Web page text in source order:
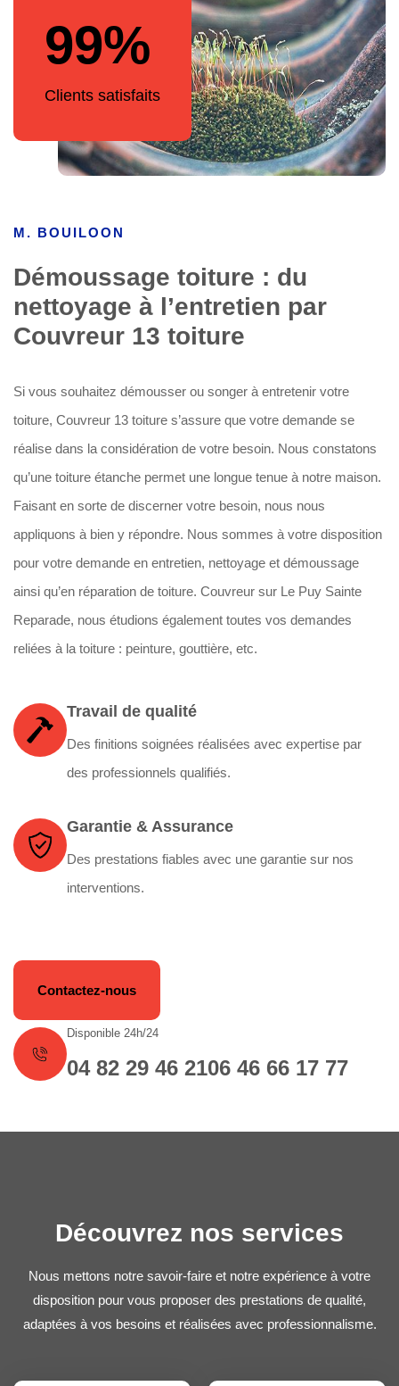
99%
Clients satisfaits
M. BOUILOON
Démoussage toiture : du
nettoyage à l’entretien par
Couvreur 13 toiture
Si vous souhaitez démousser ou songer à entretenir votre
toiture, Couvreur 13 toiture s’assure que votre demande se
réalise dans la considération de votre besoin. Nous constatons
qu’une toiture étanche permet une longue tenue à notre maison.
Faisant en sorte de discerner votre besoin, nous nous
appliquons à bien y répondre. Nous sommes à votre disposition
pour votre demande en entretien, nettoyage et démoussage
ainsi qu’en réparation de toiture. Couvreur sur Le Puy Sainte
Reparade, nous étudions également toutes vos demandes
reliées à la toiture : peinture, gouttière, etc.
Travail de qualité
Des finitions soignées réalisées avec expertise par
des professionnels qualifiés.
Garantie & Assurance
Des prestations fiables avec une garantie sur nos
interventions.
Contactez-nous
Disponible 24h/24
04 82 29 46 2106 46 66 17 77
Découvrez nos services
Nous mettons notre savoir-faire et notre expérience à votre
disposition pour vous proposer des prestations de qualité,
adaptées à vos besoins et réalisées avec professionnalisme.